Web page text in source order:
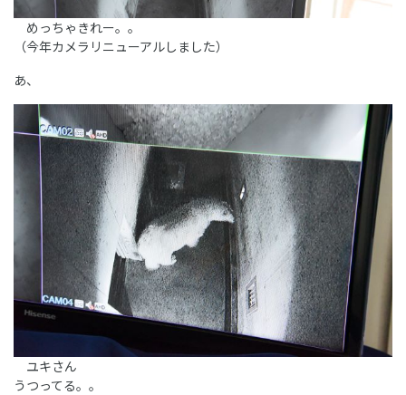
めっちゃきれー。。
（今年カメラリニューアルしました）
あ、
ユキさん
うつってる。。